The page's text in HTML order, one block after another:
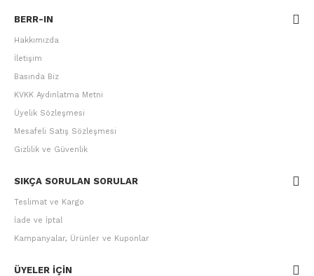
BERR-IN
Hakkımızda
İletişim
Basında Biz
KVKK Aydınlatma Metni
Üyelik Sözleşmesi
Mesafeli Satış Sözleşmesi
Gizlilik ve Güvenlik
SIKÇA SORULAN SORULAR
Teslimat ve Kargo
İade ve İptal
Kampanyalar, Ürünler ve Kuponlar
ÜYELER IÇIN